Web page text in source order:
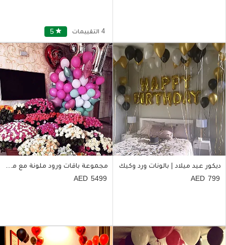
5 star 4 التقييمات
ديكور عيد ميلاد | بالونات ورد وكيك
799
مجموعة باقات ورود ملونة مع مجموعة بالونات
5499